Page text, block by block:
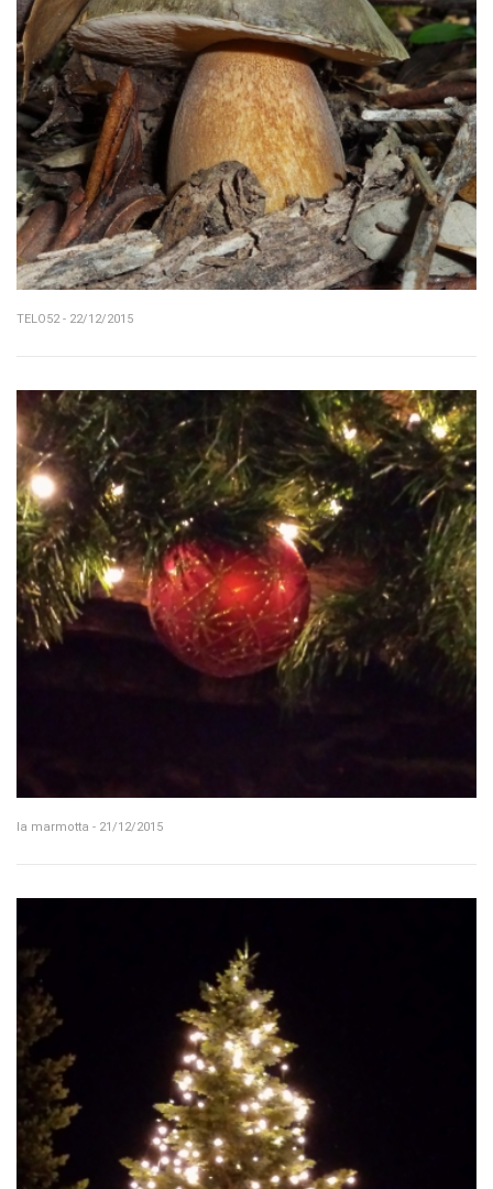
TELO52 - 22/12/2015
la marmotta - 21/12/2015